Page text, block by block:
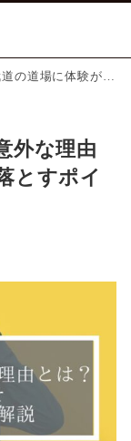
に体験が来ない意外な理由とは？経験者だからこそ見落とすポイントを解説
外な理由
とすポイ